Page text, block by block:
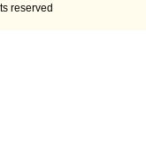
reserved